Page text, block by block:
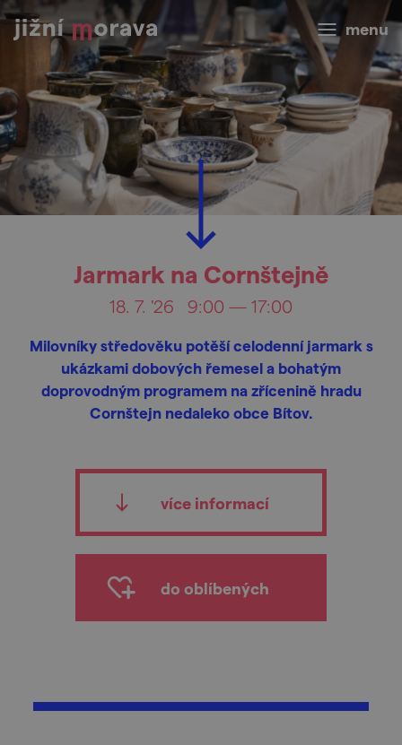
menu
Jarmark na Cornštejně
18. 7. '26 9:00 — 17:00
Milovníky středověku potěší celodenní jarmark s
ukázkami dobových řemesel a bohatým
doprovodným programem na zřícenině hradu
Cornštejn nedaleko obce Bítov.
více informací
do oblíbených